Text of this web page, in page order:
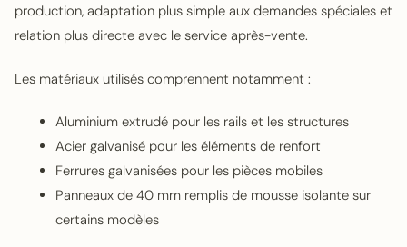
production, adaptation plus simple aux demandes spéciales et
relation plus directe avec le service après-vente.
Les matériaux utilisés comprennent notamment :
Aluminium extrudé pour les rails et les structures
Acier galvanisé pour les éléments de renfort
Ferrures galvanisées pour les pièces mobiles
Panneaux de 40 mm remplis de mousse isolante sur
certains modèles